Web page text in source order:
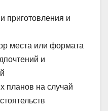
приготовления и
места или формата
и
планов на случай